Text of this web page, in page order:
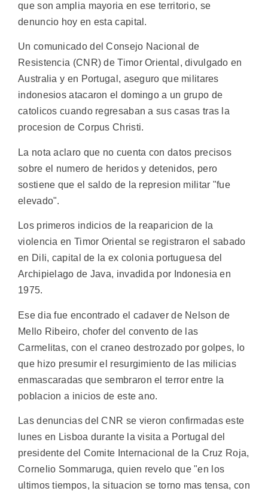
que son amplia mayoria en ese territorio, se
denuncio hoy en esta capital.
Un comunicado del Consejo Nacional de
Resistencia (CNR) de Timor Oriental, divulgado en
Australia y en Portugal, aseguro que militares
indonesios atacaron el domingo a un grupo de
catolicos cuando regresaban a sus casas tras la
procesion de Corpus Christi.
La nota aclaro que no cuenta con datos precisos
sobre el numero de heridos y detenidos, pero
sostiene que el saldo de la represion militar "fue
elevado".
Los primeros indicios de la reaparicion de la
violencia en Timor Oriental se registraron el sabado
en Dili, capital de la ex colonia portuguesa del
Archipielago de Java, invadida por Indonesia en
1975.
Ese dia fue encontrado el cadaver de Nelson de
Mello Ribeiro, chofer del convento de las
Carmelitas, con el craneo destrozado por golpes, lo
que hizo presumir el resurgimiento de las milicias
enmascaradas que sembraron el terror entre la
poblacion a inicios de este ano.
Las denuncias del CNR se vieron confirmadas este
lunes en Lisboa durante la visita a Portugal del
presidente del Comite Internacional de la Cruz Roja,
Cornelio Sommaruga, quien revelo que "en los
ultimos tiempos, la situacion se torno mas tensa, con